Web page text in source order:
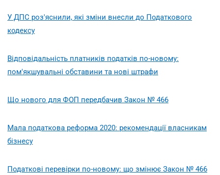
У ДПС роз'яснили, які зміни внесли до Податкового
кодексу
Відповідальність платників податків по-новому:
пом'якшувальні обставини та нові штрафи
Що нового для ФОП передбачив Закон № 466
Мала податкова реформа 2020: рекомендації власникам
бізнесу
Податкові перевірки по-новому: що змінює Закон № 466